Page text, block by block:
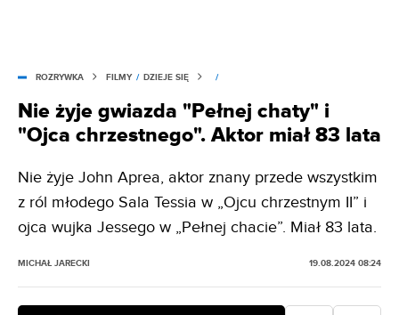
ROZRYWKA FILMY / DZIEJE SIĘ /
Nie żyje gwiazda "Pełnej chaty" i
"Ojca chrzestnego". Aktor miał 83 lata
Nie żyje John Aprea, aktor znany przede wszystkim
z ról młodego Sala Tessia w „Ojcu chrzestnym II” i
ojca wujka Jessego w „Pełnej chacie”. Miał 83 lata.
MICHAŁ JARECKI 19.08.2024 08:24